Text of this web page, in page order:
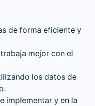
de forma eficiente y
mejor con el
los datos de
implementar y en la